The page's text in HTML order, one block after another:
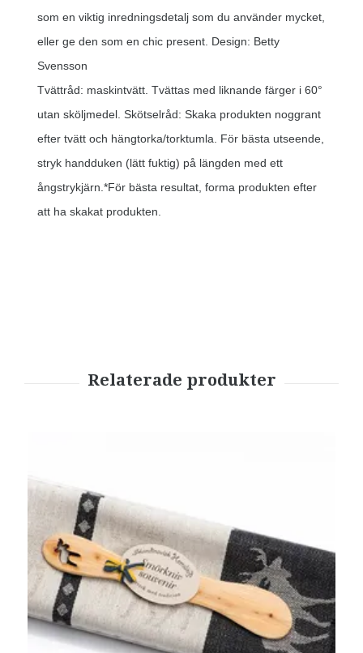
som en viktig inredningsdetalj som du använder mycket,
eller ge den som en chic present. Design: Betty
Svensson
Tvättråd: maskintvätt. Tvättas med liknande färger i 60°
utan sköljmedel. Skötselråd: Skaka produkten noggrant
efter tvätt och hängtorka/torktumla. För bästa utseende,
stryk handduken (lätt fuktig) på längden med ett
ångstrykjärn.*För bästa resultat, forma produkten efter
att ha skakat produkten.